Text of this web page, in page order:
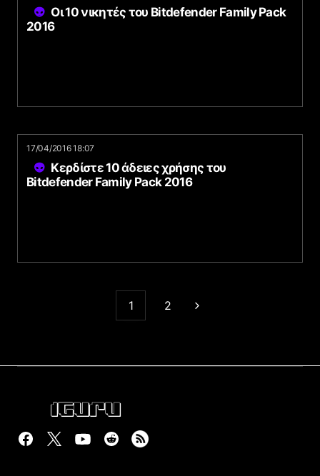
Οι 10 νικητές του Bitdefender Family Pack
2016
17/04/2016 18:07
Κερδίστε 10 άδειες χρήσης του
Bitdefender Family Pack 2016
1 2